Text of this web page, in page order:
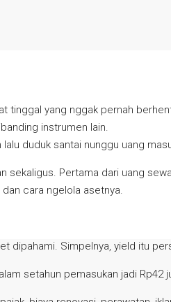
yang nggak pernah
instrumen lain.
duduk santai nunggu uang
Pertama dari uang
cara ngelola asetnya.
dipahami. Simpelnya, yield itu
setahun pemasukan jadi